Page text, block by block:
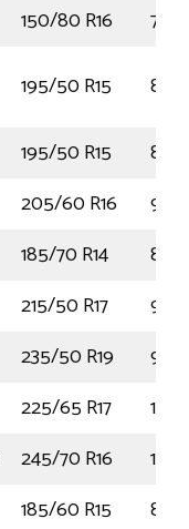
150/80 R16
71H
195/50 R15
82V
195/50 R15
82V
205/60 R16
96Y
185/70 R14
88T
215/50 R17
95V
235/50 R19
99W
225/65 R17
245/70 R16
107H
185/60 R15 84H